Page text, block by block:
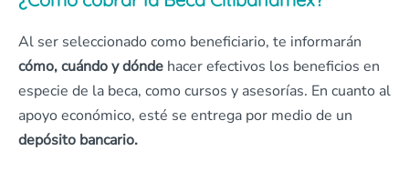
Al ser seleccionado como beneficiario, te informarán
cómo, cuándo y dónde hacer efectivos los beneficios en
especie de la beca, como cursos y asesorías. En cuanto al
apoyo económico, esté se entrega por medio de un
depósito bancario.